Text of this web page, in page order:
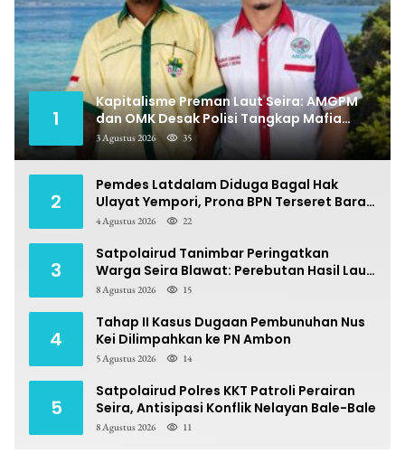
1
Kapitalisme Preman Laut Seira: AMGPM
dan OMK Desak Polisi Tangkap Mafia
Pungli
3 Agustus 2026 35
2
Pemdes Latdalam Diduga Bagal Hak
Ulayat Yempori, Prona BPN Terseret Bara
Sengketa
4 Agustus 2026 22
3
Satpolairud Tanimbar Peringatkan
Warga Seira Blawat: Perebutan Hasil Laut
Berpotensi Pidana
8 Agustus 2026 15
4
Tahap II Kasus Dugaan Pembunuhan Nus
Kei Dilimpahkan ke PN Ambon
5 Agustus 2026 14
5
Satpolairud Polres KKT Patroli Perairan
Seira, Antisipasi Konflik Nelayan Bale-Bale
8 Agustus 2026 11